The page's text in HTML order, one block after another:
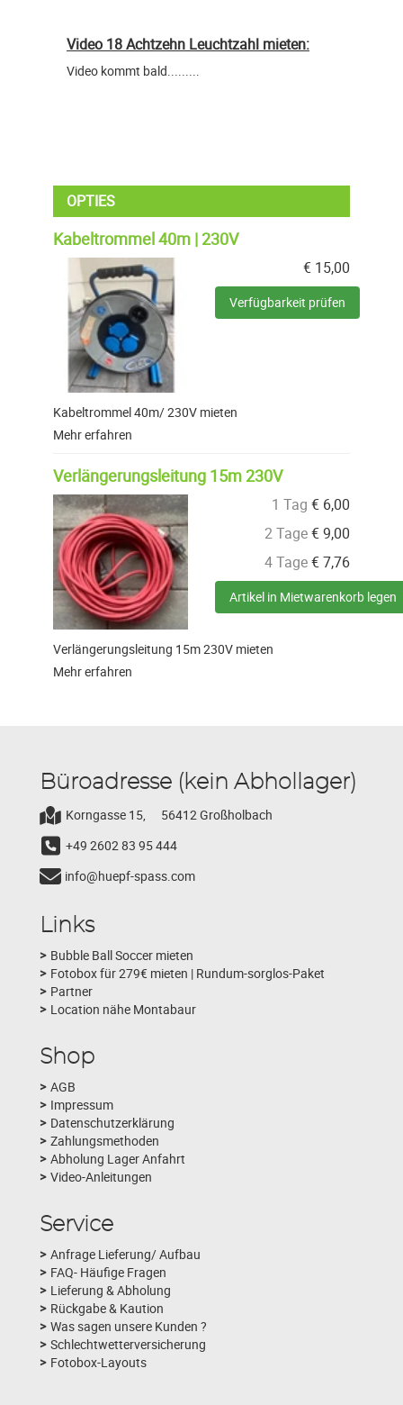
Video 18 Achtzehn Leuchtzahl mieten:
Video kommt bald.........
OPTIES
Kabeltrommel 40m | 230V
€ 15,00
Verfügbarkeit prüfen
Kabeltrommel 40m/ 230V mieten
Mehr erfahren
Verlängerungsleitung 15m 230V
1 Tag € 6,00
2 Tage€9,00
4 Tage€7,76
Artikel in Mietwarenkorb legen
Verlängerungsleitung 15m 230V mieten
Mehr erfahren
Büroadresse (kein Abhollager)
Korngasse 15,
56412 Großholbach
+49 2602 83 95 444
info@huepf-spass.com
Links
Bubble Ball Soccer mieten
Fotobox für 279€ mieten | Rundum-sorglos-Paket
Partner
Location nähe Montabaur
Shop
AGB
Impressum
Datenschutzerklärung
Zahlungsmethoden
Abholung Lager Anfahrt
Video-Anleitungen
Service
Anfrage Lieferung/ Aufbau
FAQ- Häufige Fragen
Lieferung & Abholung
Rückgabe & Kaution
Was sagen unsere Kunden ?
Schlechtwetterversicherung
Fotobox-Layouts